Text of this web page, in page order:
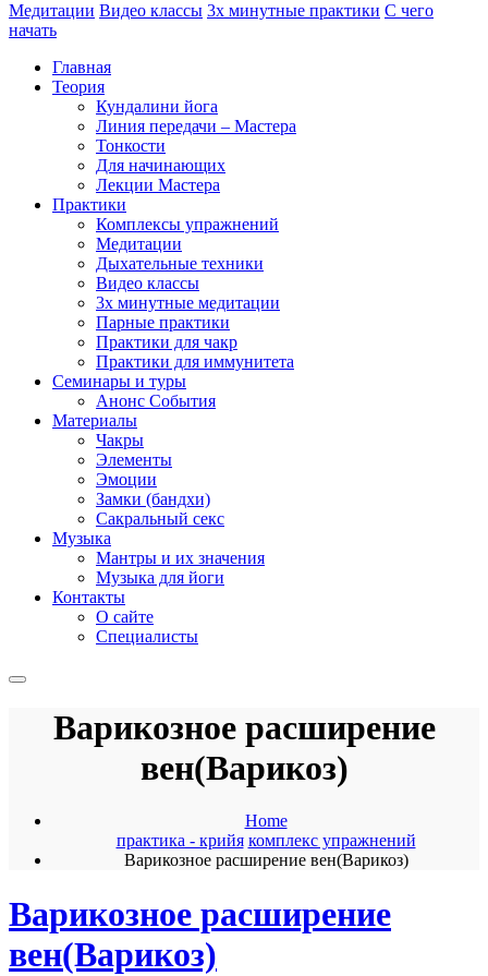
Медитации Видео классы 3х минутные практики С чего
начать
Главная
Теория
Кундалини йога
Линия передачи – Мастера
Тонкости
Для начинающих
Лекции Мастера
Практики
Комплексы упражнений
Медитации
Дыхательные техники
Видео классы
3х минутные медитации
Парные практики
Практики для чакр
Практики для иммунитета
Семинары и туры
Анонс События
Материалы
Чакры
Элементы
Эмоции
Замки (бандхи)
Сакральный секс
Музыка
Мантры и их значения
Музыка для йоги
Контакты
О сайте
Специалисты
Варикозное расширение
вен(Варикоз)
Home
практика - крийя комплекс упражнений
Варикозное расширение вен(Варикоз)
Варикозное расширение
вен(Варикоз)